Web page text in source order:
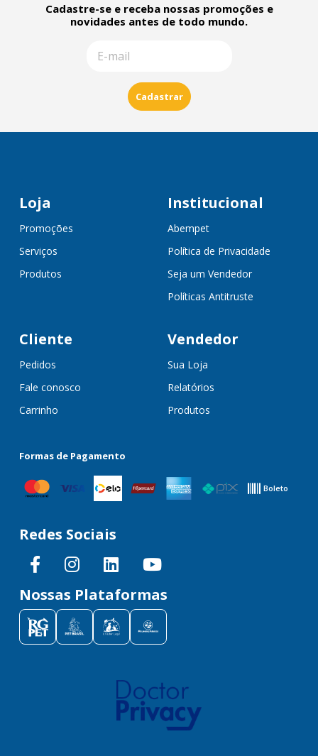
Cadastre-se e receba nossas promoções e
novidades antes de todo mundo.
Cadastrar
Loja
Promoções
Serviços
Produtos
Institucional
Abempet
Política de Privacidade
Seja um Vendedor
Políticas Antitruste
Cliente
Pedidos
Fale conosco
Carrinho
Vendedor
Sua Loja
Relatórios
Produtos
Formas de Pagamento
Boleto
Redes Sociais
Nossas Plataformas